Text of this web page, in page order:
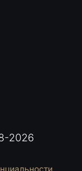
2026